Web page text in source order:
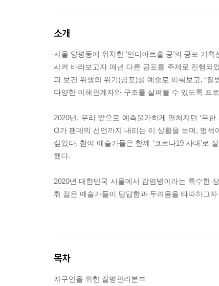
소개
서울 양평동에 위치한 ‘인디아트홀 공’의 공포 기
시켜 바라보고자 매년 다른 공포를 주제로 진행되
과 보건 위생의 위기(공포)를 예술로 비춰보고, “질
다양한 이해관계자와 구조를 살펴볼 수 있도록 프
2020년, 우리 앞으로 예측불가하게 펼쳐지던 ‘우
O가 팬데믹 선언까지 내리는 이 상황을 보며, 멍석
싶었다. 참여 예술가들은 함께 ‘코로나19 사태’로
했다.
2020년 대한민국 서울에서 감염병이라는 특수한
춰 젊은 예술가들이 답답함과 두려움을 타파하고
목차
지구인을 위한 질병관리본부